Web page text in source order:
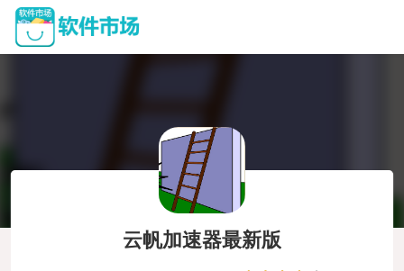
云帆加速器最新版